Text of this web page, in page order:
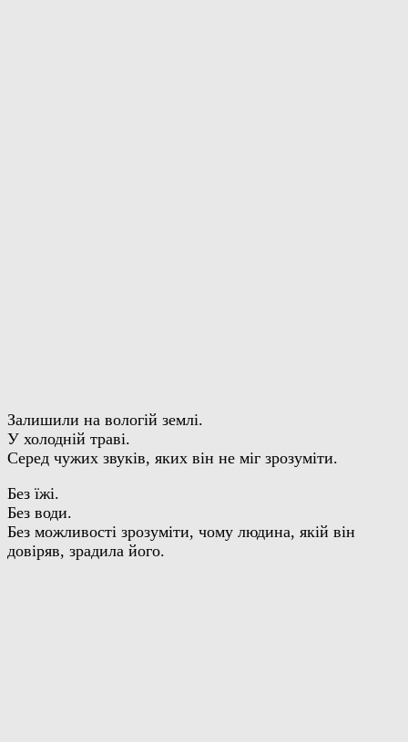
Залишили на вологій землі.
У холодній траві.
Серед чужих звуків, яких він не міг зрозуміти.
Без їжі.
Без води.
Без можливості зрозуміти, чому людина, якій він
довіряв, зрадила його.